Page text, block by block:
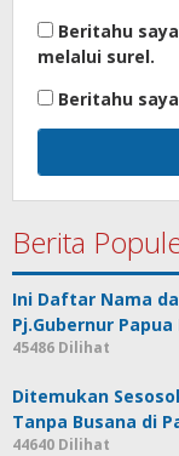
Beritahu
melalui surel.
Beritahu
Berita
Ini Daftar Nama
Pj.Gubernur
45486 Dilihat
Ditemukan
Tanpa Busana di
44640 Dilihat